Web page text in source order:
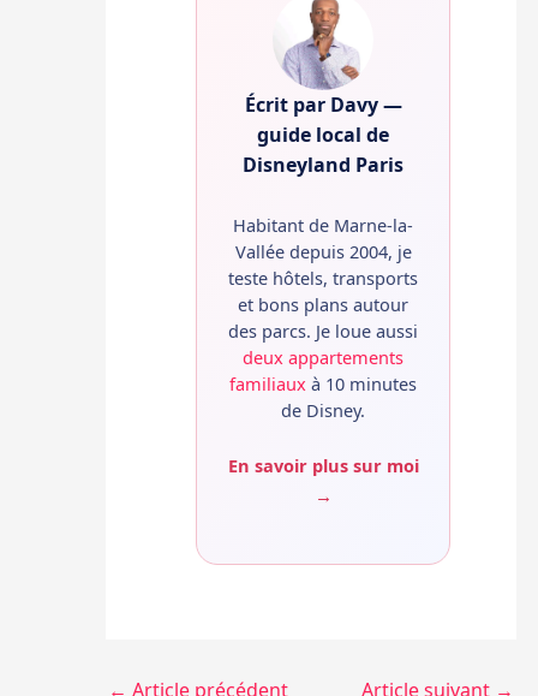
Écrit par Davy —
guide local de
Disneyland Paris
Habitant de Marne-la-
Vallée depuis 2004, je
teste hôtels, transports
et bons plans autour
des parcs. Je loue aussi
deux appartements
familiaux à 10 minutes
de Disney.
En savoir plus sur moi
→
← Article précédent Article suivant →